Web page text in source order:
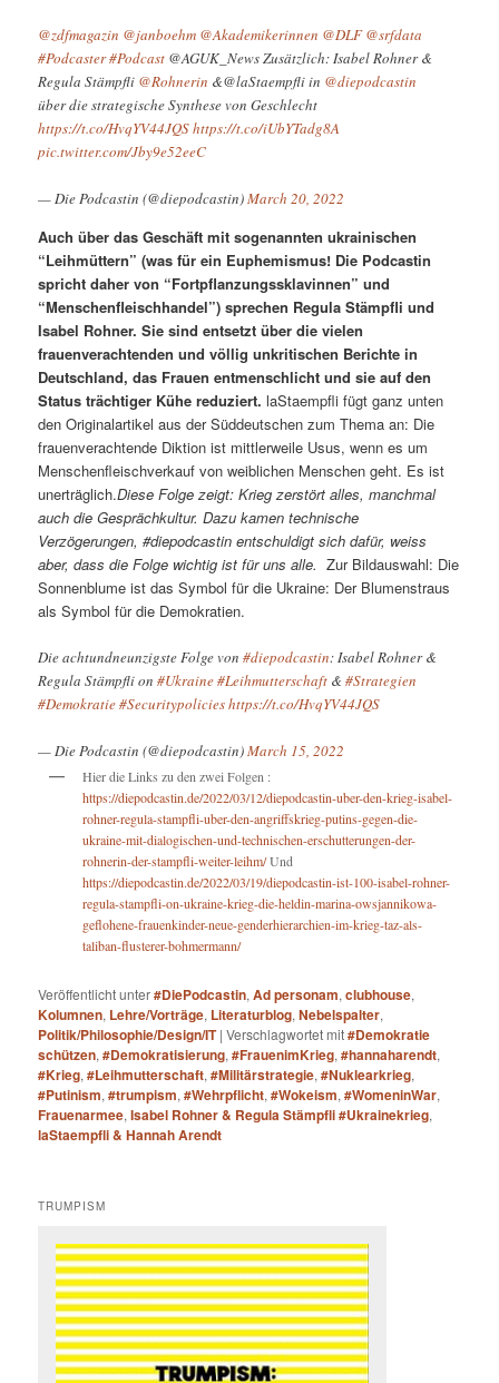
@zdfmagazin @janboehm @Akademikerinnen @DLF @srfdata
#Podcaster#Podcast @AGUK_News Zusätzlich: Isabel Rohner &
Regula Stämpfli @Rohnerin &@laStaempfli in @diepodcastin
über die strategische Synthese von Geschlecht
https://t.co/HvqYV44JQShttps://t.co/iUbYTadg8A
pic.twitter.com/Jby9e52eeC
— Die Podcastin (@diepodcastin)March 20, 2022
Auch über das Geschäft mit sogenannten ukrainischen
“Leihmüttern” (was für ein Euphemismus! Die Podcastin
spricht daher von “Fortpflanzungssklavinnen” und
“Menschenfleischhandel”) sprechen Regula Stämpfli und
Isabel Rohner. Sie sind entsetzt über die vielen
frauenverachtenden und völlig unkritischen Berichte in
Deutschland, das Frauen entmenschlicht und sie auf den
Status trächtiger Kühe reduziert.laStaempfli fügt ganz unten
den Originalartikel aus der Süddeutschen zum Thema an: Die
frauenverachtende Diktion ist mittlerweile Usus, wenn es um
Menschenfleischverkauf von weiblichen Menschen geht. Es ist
unerträglich.Diese Folge zeigt: Krieg zerstört alles, manchmal
auch die Gesprächkultur. Dazu kamen technische
Verzögerungen, #diepodcastin entschuldigt sich dafür, weiss
aber, dass die Folge wichtig ist für uns alle.Zur Bildauswahl: Die
Sonnenblume ist das Symbol für die Ukraine: Der Blumenstraus
als Symbol für die Demokratien.
Die achtundneunzigste Folge von#diepodcastin: Isabel Rohner &
Regula Stämpfli on#Ukraine#Leihmutterschaft &#Strategien
#Demokratie#Securitypolicieshttps://t.co/HvqYV44JQS
— Die Podcastin (@diepodcastin)March 15, 2022
Hier die Links zu den zwei Folgen :
https://diepodcastin.de/2022/03/12/diepodcastin-uber-den-krieg-isabel-
rohner-regula-stampfli-uber-den-angriffskrieg-putins-gegen-die-
ukraine-mit-dialogischen-und-technischen-erschutterungen-der-
rohnerin-der-stampfli-weiter-leihm/Und
https://diepodcastin.de/2022/03/19/diepodcastin-ist-100-isabel-rohner-
regula-stampfli-on-ukraine-krieg-die-heldin-marina-owsjannikowa-
geflohene-frauenkinder-neue-genderhierarchien-im-krieg-taz-als-
taliban-flusterer-bohmermann/
Veröffentlicht unter#DiePodcastin,Ad personam,clubhouse,
Kolumnen, Lehre/Vorträge, Literaturblog,Nebelspalter,
Politik/Philosophie/Design/IT |Verschlagwortet mit#Demokratie
schützen,#Demokratisierung,#FrauenimKrieg,#hannaharendt,
#Krieg,#Leihmutterschaft,#Militärstrategie,#Nuklearkrieg,
#Putinism,#trumpism,#Wehrpflicht,#Wokeism,#WomeninWar,
Frauenarmee,Isabel Rohner & Regula Stämpfli #Ukrainekrieg,
laStaempfli & Hannah Arendt
TRUMPISM